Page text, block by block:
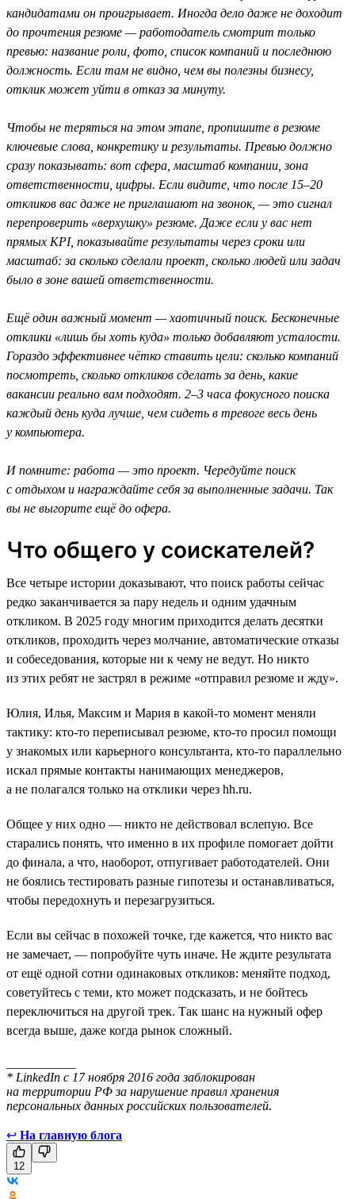
кандидатами он проигрывает. Иногда дело даже не доходит
до прочтения резюме — работодатель смотрит только
превью: название роли, фото, список компаний и последнюю
должность. Если там не видно, чем вы полезны бизнесу,
отклик может уйти в отказ за минуту.
Чтобы не теряться на этом этапе, пропишите в резюме
ключевые слова, конкретику и результаты. Превью должно
сразу показывать: вот сфера, масштаб компании, зона
ответственности, цифры. Если видите, что после 15–20
откликов вас даже не приглашают на звонок, — это сигнал
перепроверить «верхушку» резюме. Даже если у вас нет
прямых KPI, показывайте результаты через сроки или
масштаб: за сколько сделали проект, сколько людей или задач
было в зоне вашей ответственности.
Ещё один важный момент — хаотичный поиск. Бесконечные
отклики «лишь бы хоть куда» только добавляют усталости.
Гораздо эффективнее чётко ставить цели: сколько компаний
посмотреть, сколько откликов сделать за день, какие
вакансии реально вам подходят. 2–3 часа фокусного поиска
каждый день куда лучше, чем сидеть в тревоге весь день
у компьютера.
И помните: работа — это проект. Чередуйте поиск
с отдыхом и награждайте себя за выполненные задачи. Так
вы не выгорите ещё до офера.
Что общего у соискателей?
Все четыре истории доказывают, что поиск работы сейчас
редко заканчивается за пару недель и одним удачным
откликом. В 2025 году многим приходится делать десятки
откликов, проходить через молчание, автоматические отказы
и собеседования, которые ни к чему не ведут. Но никто
из этих ребят не застрял в режиме «отправил резюме и жду».
Юлия, Илья, Максим и Мария в какой-то момент меняли
тактику: кто-то переписывал резюме, кто-то просил помощи
у знакомых или карьерного консультанта, кто-то параллельно
искал прямые контакты нанимающих менеджеров,
а не полагался только на отклики через hh.ru.
Общее у них одно — никто не действовал вслепую. Все
старались понять, что именно в их профиле помогает дойти
до финала, а что, наоборот, отпугивает работодателей. Они
не боялись тестировать разные гипотезы и останавливаться,
чтобы передохнуть и перезагрузиться.
Если вы сейчас в похожей точке, где кажется, что никто вас
не замечает, — попробуйте чуть иначе. Не ждите результата
от ещё одной сотни одинаковых откликов: меняйте подход,
советуйтесь с теми, кто может подсказать, и не бойтесь
переключиться на другой трек. Так шанс на нужный офер
всегда выше, даже когда рынок сложный.
* LinkedIn с 17 ноября 2016 года заблокирован
на территории РФ за нарушение правил хранения
персональных данных российских пользователей.
↩ На главную блога
12